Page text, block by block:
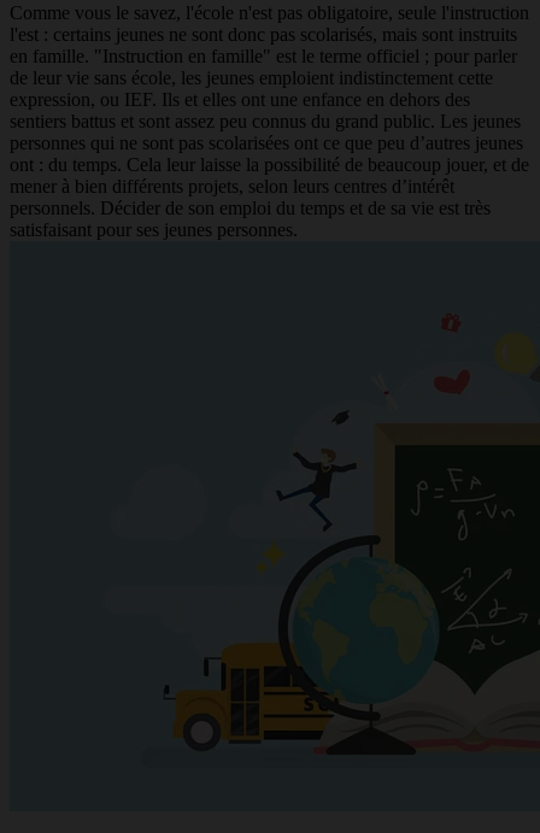
Comme vous le savez, l'école n'est pas obligatoire, seule l'instruction
l'est : certains jeunes ne sont donc pas scolarisés, mais sont instruits
en famille. "Instruction en famille" est le terme officiel ; pour parler
de leur vie sans école, les jeunes emploient indistinctement cette
expression, ou IEF. Ils et elles ont une enfance en dehors des
sentiers battus et sont assez peu connus du grand public. Les jeunes
personnes qui ne sont pas scolarisées ont ce que peu d’autres jeunes
ont : du temps. Cela leur laisse la possibilité de beaucoup jouer, et de
mener à bien différents projets, selon leurs centres d’intérêt
personnels. Décider de son emploi du temps et de sa vie est très
satisfaisant pour ses jeunes personnes.